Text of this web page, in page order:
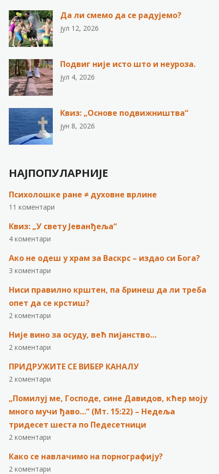
Да ли смемо да се радујемо?
јул 12, 2026
Подвиг није исто што и неуроза.
јул 4, 2026
Квиз: „Основе подвижништва“
јун 8, 2026
НАЈПОПУЛАРНИЈЕ
Психолошке ране ≠ духовне врлине
11 коментари
Квиз: „У свету Јеванђеља“
4 коментари
Ако не одеш у храм за Васкрс – издао си Бога?
3 коментари
Ниси правилно крштен, па бринеш да ли треба
опет да се крстиш?
2 коментари
Није вино за осуду, већ пијанство…
2 коментари
ПРИДРУЖИТЕ СЕ ВИБЕР КАНАЛУ
2 коментари
„Помилуј ме, Господе, сине Давидов, кћер моју
много мучи ђаво…“ (Мт. 15:22) – Недеља
тридесет шеста по Педесетници
2 коментари
Како се навлачимо на порнографију?
2 коментари